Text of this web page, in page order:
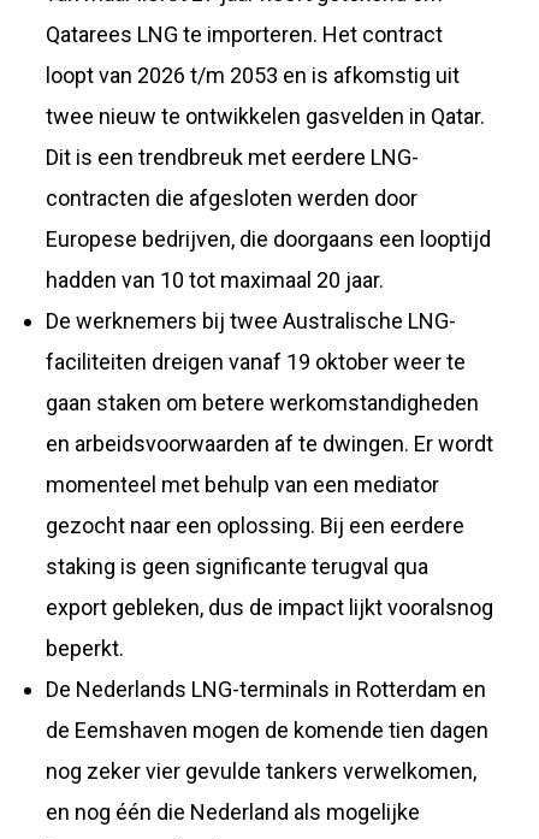
Qatarees LNG te importeren. Het contract
loopt van 2026 t/m 2053 en is afkomstig uit
twee nieuw te ontwikkelen gasvelden in Qatar.
Dit is een trendbreuk met eerdere LNG-
contracten die afgesloten werden door
Europese bedrijven, die doorgaans een looptijd
hadden van 10 tot maximaal 20 jaar.
De werknemers bij twee Australische LNG-
faciliteiten dreigen vanaf 19 oktober weer te
gaan staken om betere werkomstandigheden
en arbeidsvoorwaarden af te dwingen. Er wordt
momenteel met behulp van een mediator
gezocht naar een oplossing. Bij een eerdere
staking is geen significante terugval qua
export gebleken, dus de impact lijkt vooralsnog
beperkt.
De Nederlands LNG-terminals in Rotterdam en
de Eemshaven mogen de komende tien dagen
nog zeker vier gevulde tankers verwelkomen,
en nog één die Nederland als mogelijke